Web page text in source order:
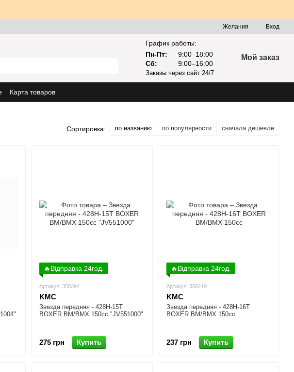
Желания Вход
График работы:
Пн-Пт:
9:00–18:00
Сб:
9:00–16:00
Заказы через сайт 24/7
Мой заказ
Карта товаров
Сортировка: по названию по популярности сначала дешевле
🔥Відправка 24год.
Артикул: 358394
KMC
Звезда передняя - 428H-15T
BOXER BM/ВМX 150cc "JV551000"
275 грн Купить
🔥Відправка 24год.
Артикул: 358219
KMC
Звезда передняя - 428H-16T
BOXER BM/ВМX 150cc
237 грн Купить